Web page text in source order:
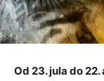
Od 23. jula do